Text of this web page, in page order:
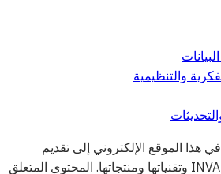
والتنظيمية
هذا الموقع الإلكتروني إلى تقديم
معلومات عامة عن INVAMED وتقنياتها ومنتجاتها. المحتوى المتعلق